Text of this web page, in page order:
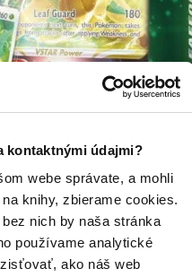
kontaktnými údajmi?
webe správate, a mohli
knihy, zbierame cookies.
nich by naša stránka
používame analytické
ako náš web
VSTAR Box
s Leafeon VSTAR...